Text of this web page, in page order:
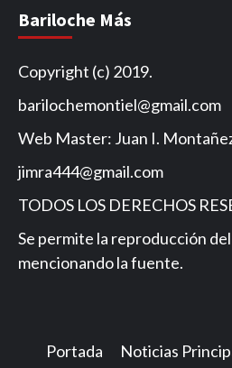
Bariloche Más
Copyright (c) 2019.
barilochemontiel@gmail.com
Web Master: Juan I.
jimra444@gmail.com
TODOS LOS DERECHOS
Se permite la reproducción
mencionando la fuente.
Portada Noticias